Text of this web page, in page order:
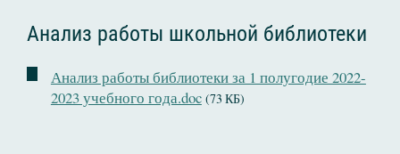
Анализ работы школьной библиотеки
Анализ работы библиотеки за 1 полугодие 2022-
2023 учебного года.doc (73 КБ)